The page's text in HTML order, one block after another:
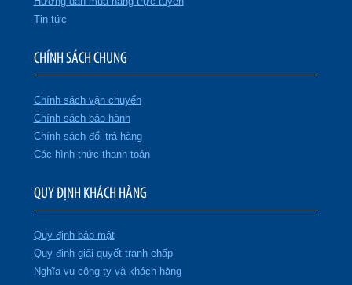
Tin tức
CHÍNH SÁCH CHUNG
Chính sách vận chuyển
Chính sách bảo hành
Chính sách đổi trả hàng
Các hình thức thanh toán
QUY ĐỊNH KHÁCH HÀNG
Quy định bảo mật
Quy định giải quyết tranh chấp
Nghĩa vụ công ty và khách hàng